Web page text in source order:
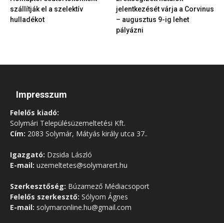
szállítják el a szelektív
hulladékot
jelentkezését várja a Corvinus
– augusztus 9-ig lehet
pályázni
Impresszum
Felelős kiadó:
Solymári Településüzemeltetési Kft.
Cím: 2083 Solymár, Mátyás király utca 37..
Igazgató: Dzsida László
E-mail: uzemeltetes@solymarert.hu
Szerkesztőség: Búzamező Médiacsoport
Felelős szerkesztő: Sólyom Ágnes
E-mail: solymaronline.hu@gmail.com